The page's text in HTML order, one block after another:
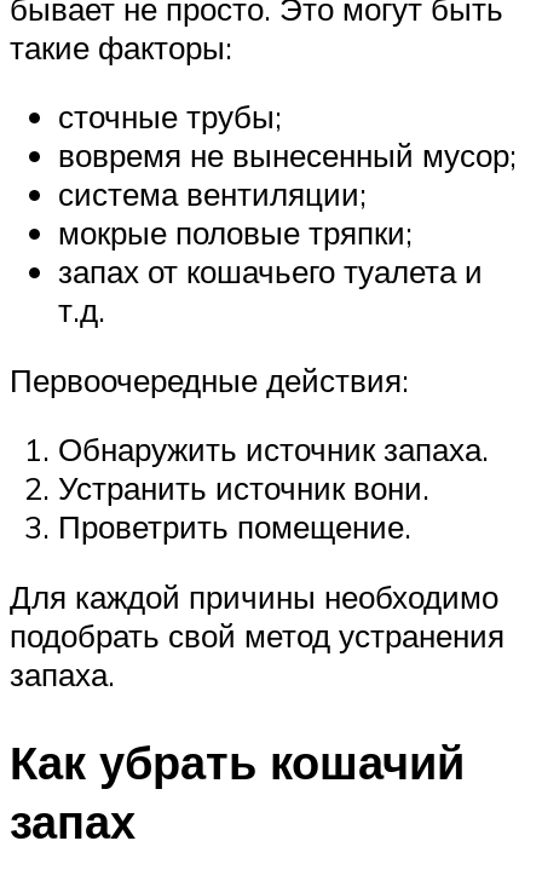
бывает не просто. Это могут быть
такие факторы:
сточные трубы;
вовремя не вынесенный мусор;
система вентиляции;
мокрые половые тряпки;
запах от кошачьего туалета и
т.д.
Первоочередные действия:
Обнаружить источник запаха.
Устранить источник вони.
Проветрить помещение.
Для каждой причины необходимо
подобрать свой метод устранения
запаха.
Как убрать кошачий
запах